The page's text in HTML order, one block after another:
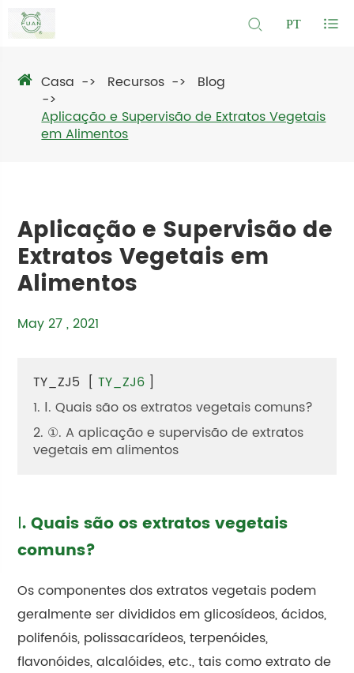
PT
Casa Recursos
Blog
Aplicação e Supervisão de Extratos Vegetais
em Alimentos
Aplicação e Supervisão de
Extratos Vegetais em
Alimentos
May 27 , 2021
TY_ZJ5 [ TY_ZJ6 ]
1. Ⅰ. Quais são os extratos vegetais comuns?
2. ①. A aplicação e supervisão de extratos
vegetais em alimentos
Ⅰ. Quais são os extratos vegetais
comuns?
Os componentes dos extratos vegetais podem
geralmente ser divididos em glicosídeos, ácidos,
polifenóis, polissacarídeos, terpenóides,
flavonóides, alcalóides, etc., tais como extrato de